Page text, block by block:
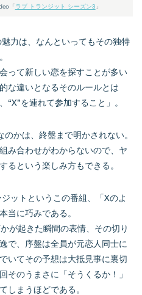
「ラブ トランジット シーズン3 」
力は、なんといってもその独特
って新しい恋を探すことが多い
な違いとなるそのルールとは
“X”を連れて参加すること」。
のかは、終盤まで明かされない。
み合わせがわからないので、ヤ
るという楽しみ方もできる。
ットというこの番組、「Xのよ
当に巧みである。
が起きた瞬間の表情、その切り
で、序盤は全員が元恋人同士に
いてその予想は大抵見事に裏切
そのうまさに「そうくるか！」
しまうほどである。